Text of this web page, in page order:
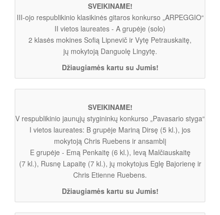
SVEIKINAME!
III-ojo respublikinio klasikinės gitaros konkurso „ARPEGGIO“
II vietos laureates - A grupėje (solo)
2 klasės mokines Sofią Lipnevič ir Vytę Petrauskaitę,
jų mokytoją Danguolę Lingytę.
Džiaugiamės kartu su Jumis!
SVEIKINAME!
V respublikinio jaunųjų stygininkų konkurso „Pavasario styga“
I vietos laureates: B grupėje Mariną Dirsę (5 kl.), jos
mokytoją Chris Ruebens ir ansamblį
E grupėje - Emą Penkaitę (6 kl.), Ievą Malčiauskaitę
(7 kl.), Rusnę Lapaitę (7 kl.), jų mokytojus Eglę Bajorienę ir
Chris Etienne Ruebens.
Džiaugiamės kartu su Jumis!